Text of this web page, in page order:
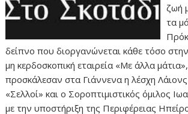
ζωή
τα
δείπνο που διοργανώνεται κάθε τόσο
μη κερδοσκοπική εταιρεία «Με άλλα
προσκάλεσαν στα Γιάννενα η λέσχη
«Σελλοί» και ο Σοροπτιμιστικός όμιλος
με την υποστήριξη της Περιφέρειας